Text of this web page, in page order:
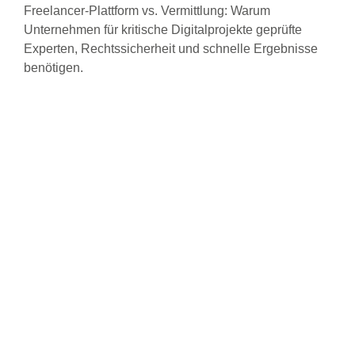
Freelancer-Plattform vs. Vermittlung: Warum
Unternehmen für kritische Digitalprojekte geprüfte
Experten, Rechtssicherheit und schnelle Ergebnisse
benötigen.